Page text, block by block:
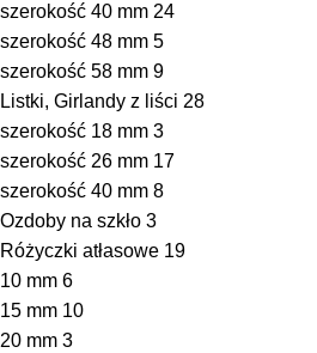
szerokość 40 mm 24
szerokość 48 mm 5
szerokość 58 mm 9
Listki, Girlandy z liści 28
szerokość 18 mm 3
szerokość 26 mm 17
szerokość 40 mm 8
Ozdoby na szkło 3
Różyczki atłasowe 19
10 mm 6
15 mm 10
20 mm 3